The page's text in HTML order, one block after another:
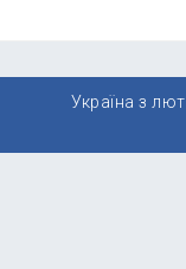
Україна з